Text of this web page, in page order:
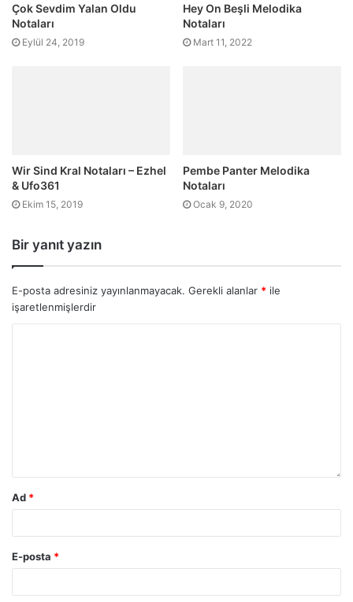
Çok Sevdim Yalan Oldu
Notaları
Eylül 24, 2019
Hey On Beşli Melodika
Notaları
Mart 11, 2022
Wir Sind Kral Notaları – Ezhel
& Ufo361
Ekim 15, 2019
Pembe Panter Melodika
Notaları
Ocak 9, 2020
Bir yanıt yazın
E-posta adresiniz yayınlanmayacak. Gerekli alanlar * ile
işaretlenmişlerdir
Ad *
E-posta *